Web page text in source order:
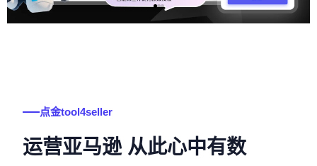
点金tool4seller 致力于为亚马逊卖家提供销售统计、利润计算
点金tool4seller
运营亚马逊 从此心中有数